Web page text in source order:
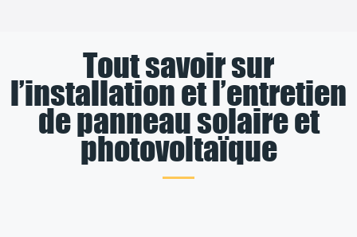
Tout savoir sur
l’installation et l’entretien
de panneau solaire et
photovoltaïque